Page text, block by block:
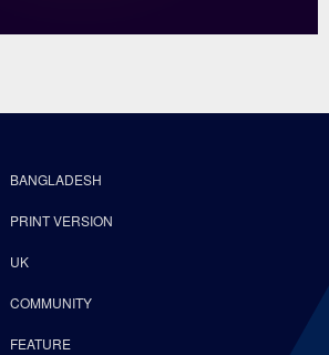
BANGLADESH
PRINT VERSION
UK
COMMUNITY
FEATURE